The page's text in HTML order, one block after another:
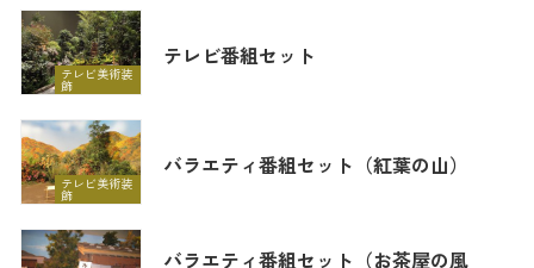
テレビ美術装
飾
テレビ番組セット
テレビ美術装
飾
バラエティ番組セット（紅葉の山）
バラエティ番組セット（お茶屋の風